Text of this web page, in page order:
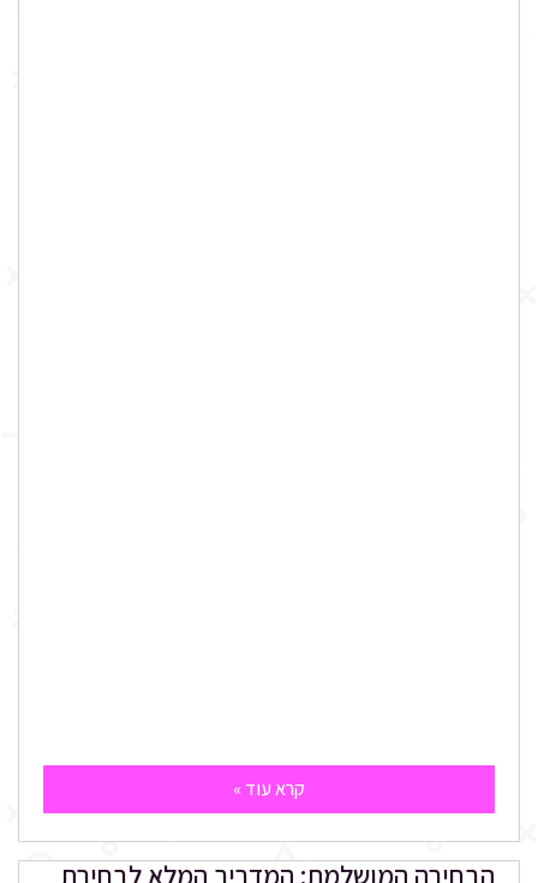
קרא עוד »
הבחירה המושלמת: המדריך המלא לבחירת